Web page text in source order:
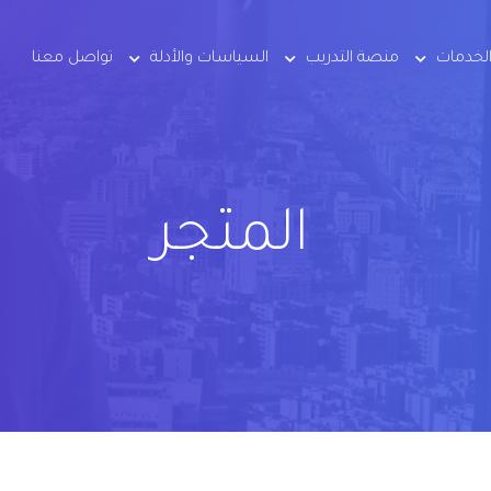
الخدمات منصة التدريب السياسات والأدلة تواصل معنا
المتجر